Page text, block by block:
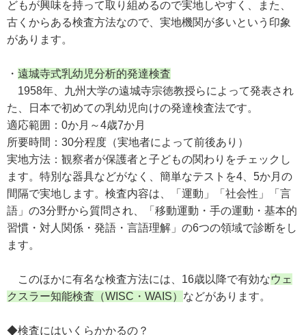
どもが興味を持って取り組めるので実地しやすく、また、
古くからある検査方法なので、実地機関が多いという印象
があります。
・ 遠城寺式乳幼児分析的発達検査
1958年、九州大学の遠城寺宗徳教授らによって発表され
た、日本で初めての乳幼児向けの発達検査法です。
適応範囲：0か月～4歳7か月
所要時間：30分程度（実地者によって前後あり）
実地方法：観察者が保護者と子どもの関わりをチェックし
ます。特別な器具などがなく、簡単なテストを4、5か月の
間隔で実地します。検査内容は、「運動」「社会性」「言
語」の3分野から質問され、「移動運動・手の運動・基本的
習慣・対人関係・発語・言語理解」の6つの領域で診断をし
ます。
このほかに有名な検査方法には、16歳以降で有効なウェ
クスラー知能検査（WISC・WAIS） などがあります。
◆検査にはいくらかかるの？